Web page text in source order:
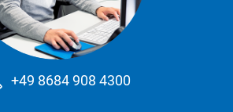
+49 8684 908 4300